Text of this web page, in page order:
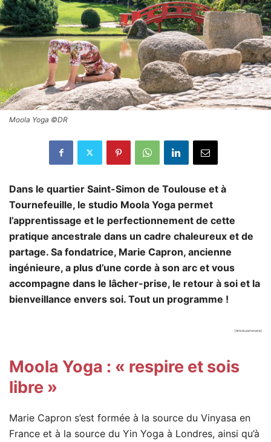
Moola Yoga ©DR
Dans le quartier Saint-Simon de Toulouse et à
Tournefeuille, le studio Moola Yoga permet
l’apprentissage et le perfectionnement de cette
pratique ancestrale dans un cadre chaleureux et de
partage. Sa fondatrice, Marie Capron, ancienne
ingénieure, a plus d’une corde à son arc et vous
accompagne dans le lâcher-prise, le retour à soi et la
bienveillance envers soi. Tout un programme !
[Article partenaire]
Moola Yoga : « respire et sois
libre »
Marie Capron s’est formée à la source du Vinyasa en
France et à la source du Yin Yoga à Londres, ainsi qu’à